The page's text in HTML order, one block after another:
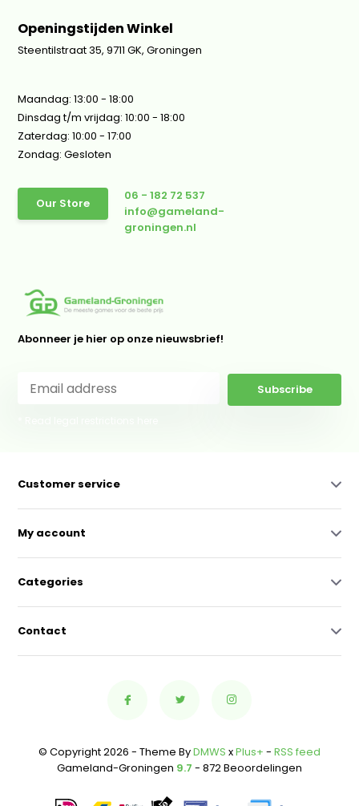
Openingstijden Winkel
Steentilstraat 35, 9711 GK, Groningen
Maandag: 13:00 - 18:00
Dinsdag t/m vrijdag: 10:00 - 18:00
Zaterdag: 10:00 - 17:00
Zondag: Gesloten
Our Store
06 - 182 72 537
info@gameland-
groningen.nl
Abonneer je hier op onze nieuwsbrief!
Subscribe
Customer service
My account
Categories
Contact
© Copyright 2026 - Theme ByDMWS xPlus+ - RSS feed
Gameland-Groningen 9.7 - 872 Beoordelingen